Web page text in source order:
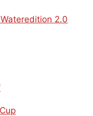
2.0